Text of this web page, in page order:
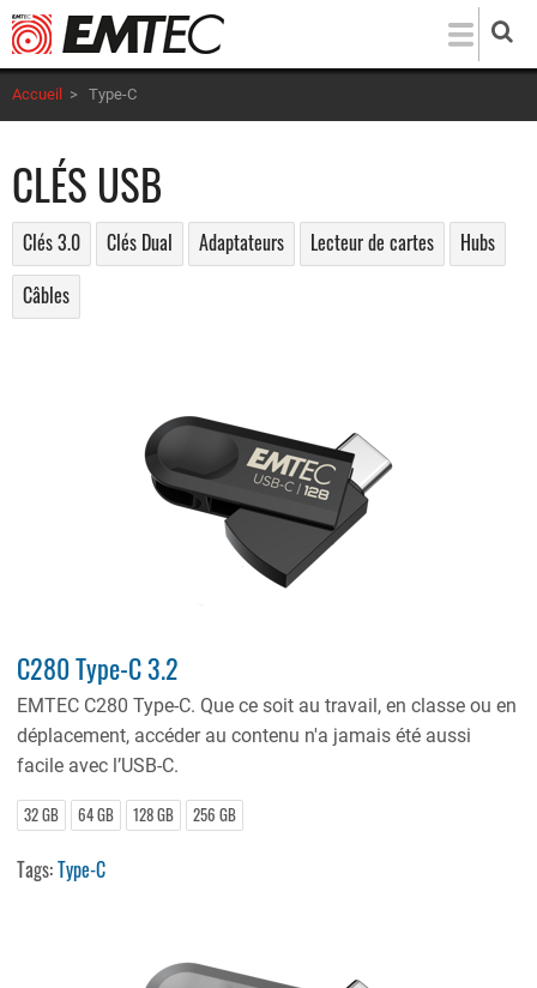
Aller
au
contenu
principal
Accueil > Type-C
CLÉS USB
Clés 3.0 Clés Dual Adaptateurs Lecteur de cartes
Hubs
Câbles
C280 Type-C 3.2
EMTEC C280 Type-C. Que ce soit au travail, en classe ou en
déplacement, accéder au contenu n'a jamais été aussi
facile avec l’USB-C.
32 GB 64 GB 128 GB 256 GB
Tags:Type-C